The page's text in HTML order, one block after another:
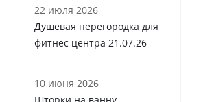
22 июля 2026
Душевая перегородка для
фитнес центра 21.07.26
10 июня 2026